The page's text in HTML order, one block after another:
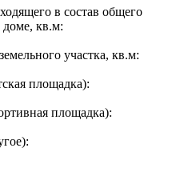
в состав общего
кв.м:
участка, кв.м:
площадка):
площадка):